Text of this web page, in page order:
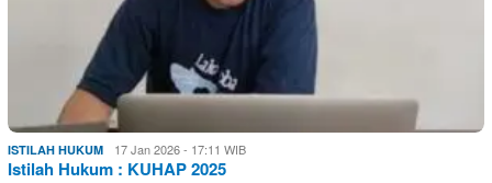
ISTILAH HUKUM 17 Jan 2026 - 17:11 WIB
Istilah Hukum : KUHAP 2025